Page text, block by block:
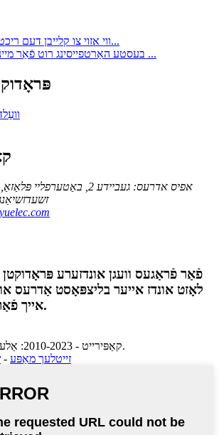
ווי אזוי צו קלייבן דעם ריכטיגן שיצגאז פאר...
בעסטע האַרטפייסינג רוט פֿאַר מיינינג עקוויפּמענט ...
אפיס אדרעס: געביידע 2,
פֿאַר פֿראַגעס וועגן אונדזערע פּראָדוקטן
לאָזט אונדז אייער בליצפּאָסט אַדרעס
אייך פֿאַרבינדן אין 24 שעה.
© קאַפּירייט - 2010-2023: אַלע רעכטן רעזערווירט.
זייטלעך מאַפּע -